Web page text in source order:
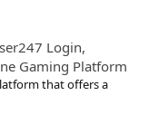
Login,
Gaming Platform
that offers a